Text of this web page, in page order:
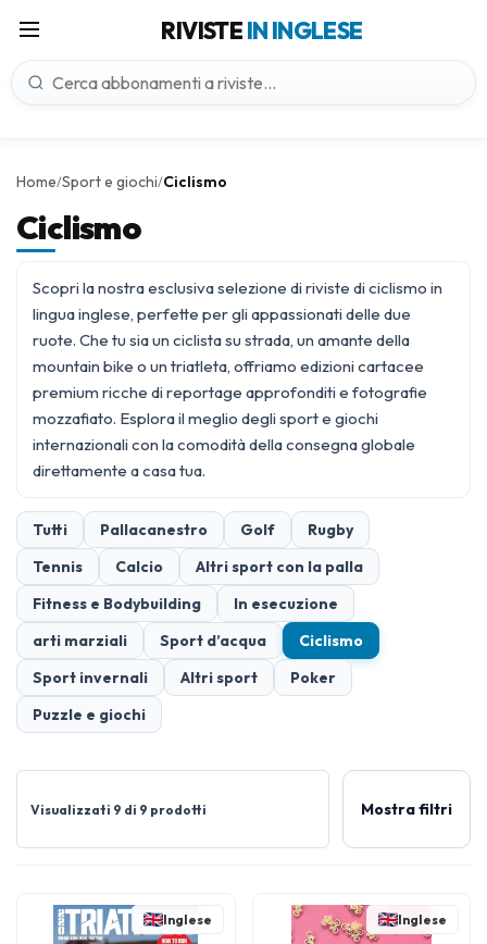
RIVISTEIN INGLESE
Home/Sport e giochi/Ciclismo
Ciclismo
Scopri la nostra esclusiva selezione di riviste di ciclismo in
lingua inglese, perfette per gli appassionati delle due
ruote. Che tu sia un ciclista su strada, un amante della
mountain bike o un triatleta, offriamo edizioni cartacee
premium ricche di reportage approfonditi e fotografie
mozzafiato. Esplora il meglio degli sport e giochi
internazionali con la comodità della consegna globale
direttamente a casa tua.
Tutti Pallacanestro Golf
Rugby
Tennis
Calcio
Altri sport con la palla
Fitness e Bodybuilding
In esecuzione
arti marziali
Sport d’acqua
Ciclismo
Sport invernali
Altri sport
Poker
Puzzle e giochi
Visualizzati 9 di 9 prodotti Mostra filtri
Inglese Inglese